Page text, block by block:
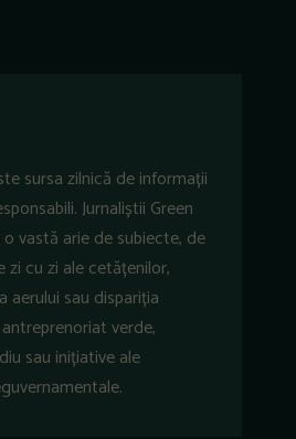
sursa zilnică de informații
Jurnaliștii Green
vastă arie de subiecte, de
zi cu zi ale cetățenilor,
aerului sau dispariția
verde,
sau inițiative ale